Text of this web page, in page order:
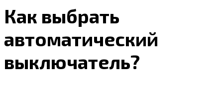
Как выбрать
автоматический
выключатель?